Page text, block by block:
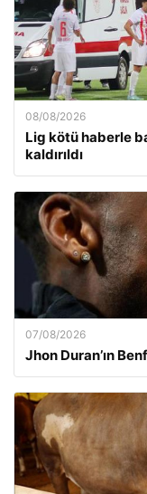
08/08/2026
Lig kötü haberle
kaldırıldı
07/08/2026
Jhon Duran’ın